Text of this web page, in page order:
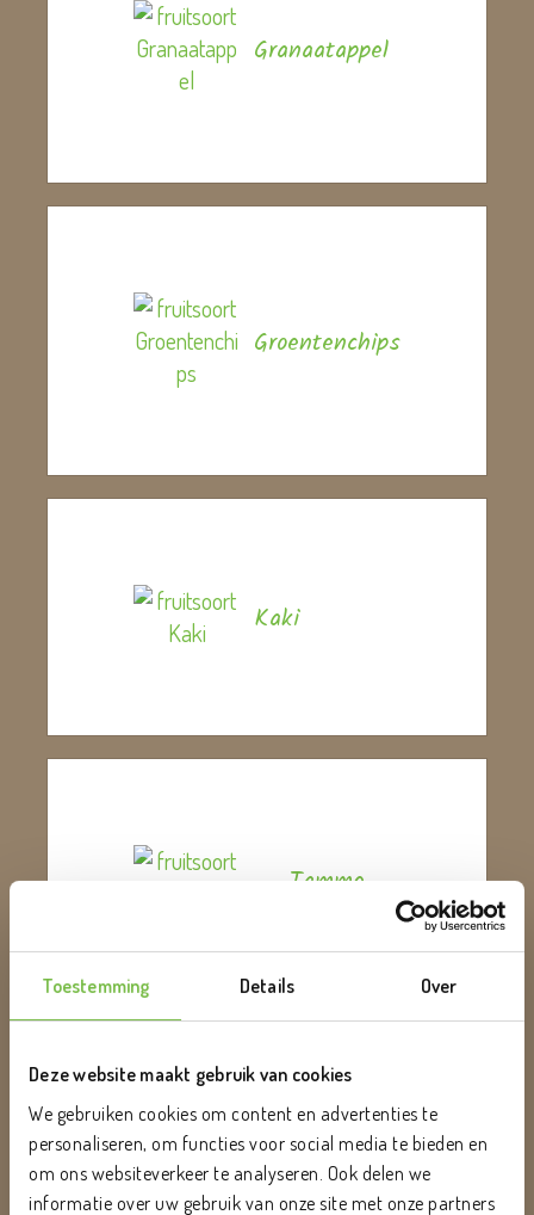
Toestemming Details Over
Deze website maakt gebruik van cookies
We gebruiken cookies om content en advertenties te
personaliseren, om functies voor social media te bieden en
om ons websiteverkeer te analyseren. Ook delen we
informatie over uw gebruik van onze site met onze partners
Granaatappel
Groentenchips
Kaki
Tamme
Kersen